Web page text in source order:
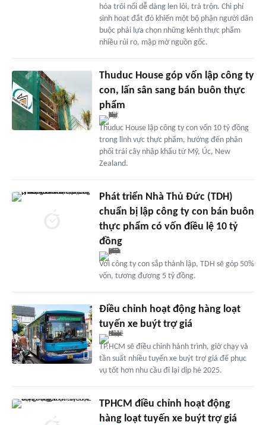
hóa trôi nổi dễ dàng len lỏi, trà trộn. Chi phí
sinh hoạt đắt đỏ khiến một bộ phận người dân
buộc phải lựa chọn những kênh thực phẩm
nhiều rủi ro, mập mờ nguồn gốc.
Thuduc House góp vốn lập công ty
con, lấn sân sang bán buôn thực
phẩm
Thuduc House lập công ty con vốn 10 tỷ đồng
trong lĩnh vực thực phẩm, hướng đến phân
phối trái cây nhập khẩu từ Mỹ, Úc, New
Zealand.
Phát triển Nhà Thủ Đức (TDH)
chuẩn bị lập công ty con bán buôn
thực phẩm có vốn điều lệ 10 tỷ
đồng
Với công ty con sắp thành lập, TDH sẽ góp 50%
vốn, tương đương 5 tỷ đồng.
Điều chỉnh hoạt động hàng loạt
tuyến xe buýt trợ giá
TP.HCM sẽ điều chỉnh hành trình, giờ chạy và
tần suất nhiều tuyến xe buýt trợ giá để phục
vụ tốt hơn nhu cầu đi lại dịp hè 2025.
TPHCM điều chỉnh hoạt động
hàng loạt tuyến xe buýt trợ giá